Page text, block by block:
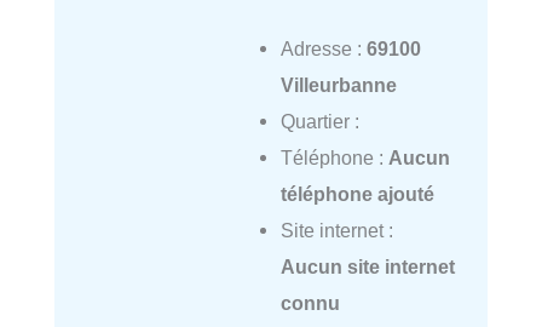
Adresse : 69100
Villeurbanne
Quartier :
Téléphone : Aucun
téléphone ajouté
Site internet :
Aucun site internet
connu